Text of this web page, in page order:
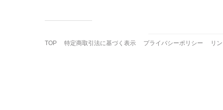
TOP 特定商取引法に基づく表示 プライバシーポリシー リ